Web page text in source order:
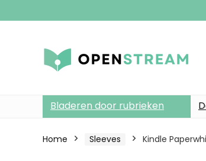
Bladeren door rubrieken
Home Sleeves Kindle